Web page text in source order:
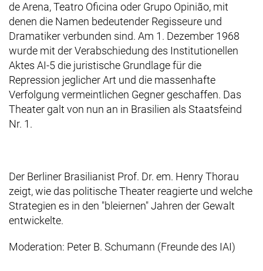
de Arena, Teatro Oficina oder Grupo Opinião, mit
denen die Namen bedeutender Regisseure und
Dramatiker verbunden sind. Am 1. Dezember 1968
wurde mit der Verabschiedung des Institutionellen
Aktes AI-5 die juristische Grundlage für die
Repression jeglicher Art und die massenhafte
Verfolgung vermeintlichen Gegner geschaffen. Das
Theater galt von nun an in Brasilien als Staatsfeind
Nr. 1.
Der Berliner Brasilianist Prof. Dr. em. Henry Thorau
zeigt, wie das politische Theater reagierte und welche
Strategien es in den "bleiernen" Jahren der Gewalt
entwickelte.
Moderation: Peter B. Schumann (Freunde des IAI)